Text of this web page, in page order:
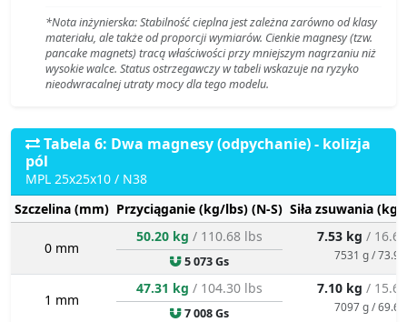
*Nota inżynierska: Stabilność cieplna jest zależna zarówno od klasy
materiału, ale także od proporcji wymiarów. Cienkie magnesy (tzw.
pancake magnets) tracą właściwości przy mniejszym nagrzaniu niż
wysokie walce. Status ostrzegawczy w tabeli wskazuje na ryzyko
nieodwracalnej utraty mocy dla tego modelu.
Tabela 6: Dwa magnesy (odpychanie) - kolizja
pól
MPL 25x25x10 / N38
Szczelina (mm) Przyciąganie (kg/lbs) (N-S) Siła zsuwania
0 mm
50.20 kg / 110.68 lbs
5 073 Gs
7.53 kg /
7531 g / 73.9
1 mm
47.31 kg / 104.30 lbs
7 008 Gs
7.10 kg /
7097 g / 69.6